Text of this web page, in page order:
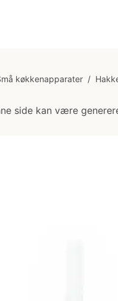
køkkenapparater /
side kan være